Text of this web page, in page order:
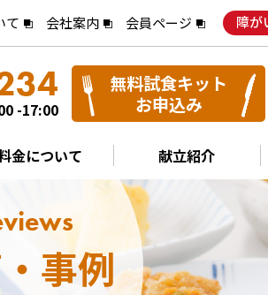
て 会社案内 会員ページ 障が
-17:00
無料試食キット
お申込み
金について 献立紹介
事例